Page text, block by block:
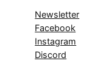
Newsletter
Facebook
Instagram
Discord